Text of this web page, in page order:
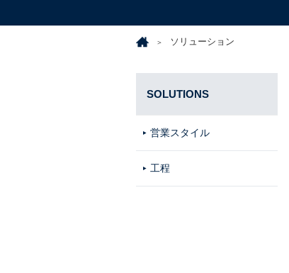
ソリューション
SOLUTIONS
営業スタイル
工程